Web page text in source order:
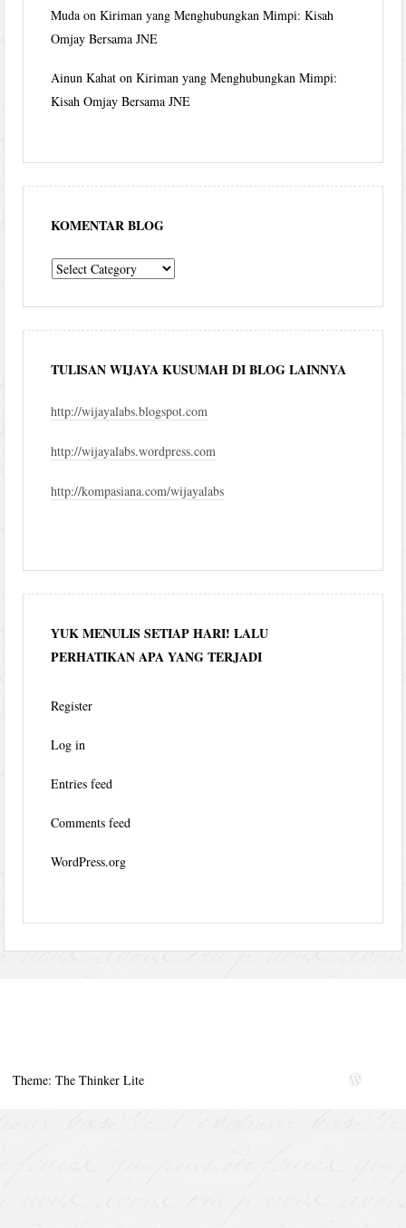
Muda onKiriman yang Menghubungkan Mimpi: Kisah
Omjay Bersama JNE
Ainun Kahat onKiriman yang Menghubungkan Mimpi:
Kisah Omjay Bersama JNE
KOMENTAR BLOG
komentar
TULISAN WIJAYA KUSUMAH DI BLOG LAINNYA
http://wijayalabs.blogspot.com
http://wijayalabs.wordpress.com
http://kompasiana.com/wijayalabs
YUK MENULIS SETIAP HARI! LALU
PERHATIKAN APA YANG TERJADI
Register
Log in
Entries feed
Comments feed
WordPress.org
Theme: The Thinker Lite